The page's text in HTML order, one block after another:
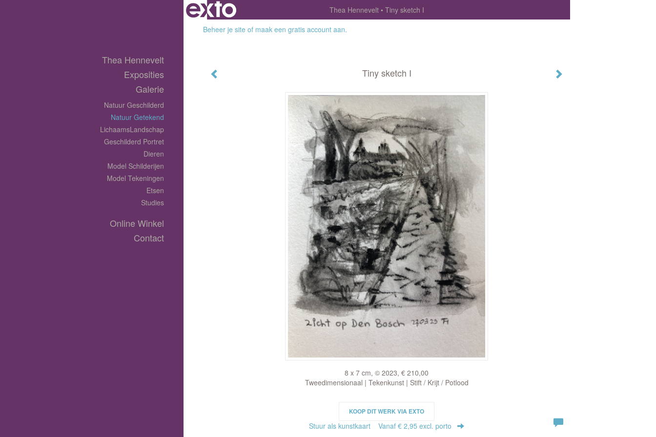
Thea Hennevelt
Tiny sketch I
Beheer je site of maak een gratis account aan.
Tiny sketch I
8 x 7 cm, © 2023, € 210,00
Tweedimensionaal | Tekenkunst | Stift / Krijt / Potlood
KOOP DIT WERK VIA EXTO
Stuur als kunstkaart Vanaf € 2,95 excl. porto
Thea Hennevelt
Exposities
Galerie
Natuur Geschilderd
Natuur Getekend
LichaamsLandschap
Geschilderd Portret
Dieren
Model Schilderijen
Model Tekeningen
Etsen
Studies
Online Winkel
Contact